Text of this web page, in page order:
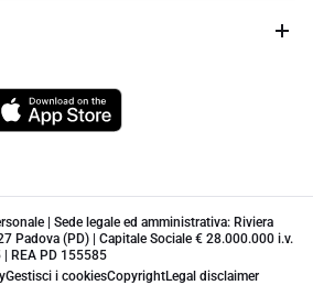
| Sede legale ed amministrativa: Riviera
Padova (PD) | Capitale Sociale € 28.000.000 i.v.
| REA PD 155585
Gestisci i cookiesCopyrightLegal disclaimer